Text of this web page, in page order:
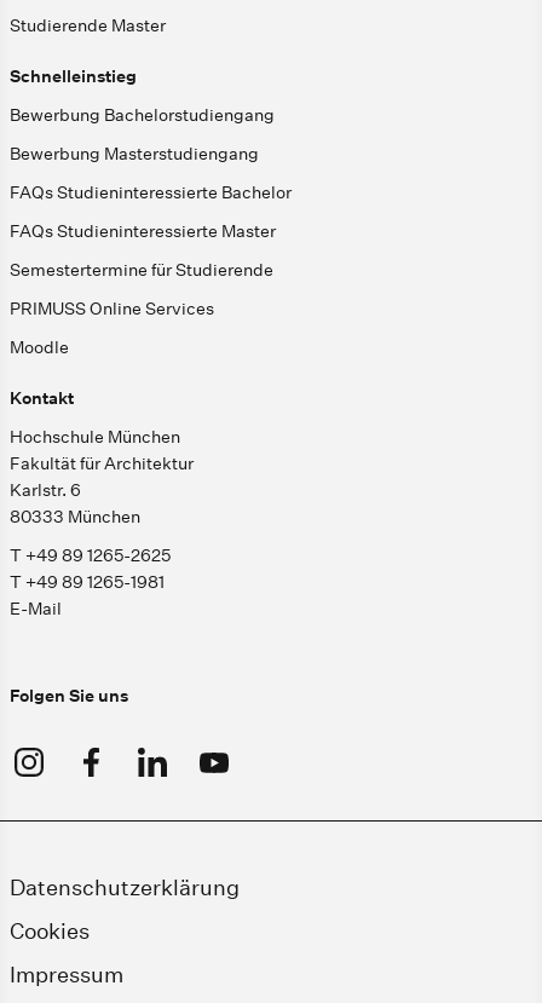
Studierende Master
Schnelleinstieg
Bewerbung Bachelorstudiengang
Bewerbung Masterstudiengang
FAQs Studieninteressierte Bachelor
FAQs Studieninteressierte Master
Semestertermine für Studierende
PRIMUSS Online Services
Moodle
Kontakt
Hochschule München
Fakultät für Architektur
Karlstr. 6
80333 München
T +49 89 1265-2625
T +49 89 1265-1981
E-Mail
Folgen Sie uns
Datenschutzerklärung
Cookies
Impressum